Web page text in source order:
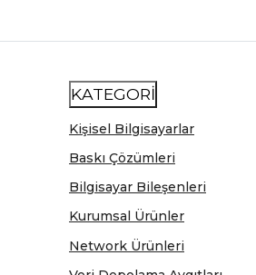
KATEGORİ
Kişisel Bilgisayarlar
Baskı Çözümleri
Bilgisayar Bileşenleri
Kurumsal Ürünler
Network Ürünleri